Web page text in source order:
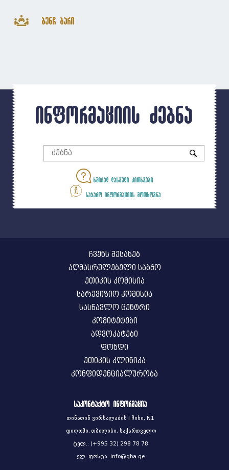
ბენჩ ბარი
ინფორმაციის ძებნა
ხშირად დასმული კითხვები
საჯარო ინფორმაციის მოთხოვნა
ჩვენს შესახებ
აღმასრულებელი საბჭო
ეთიკის კომისია
სარევიზიო კომისია
სასწავლო ცენტრი
კომიტეტები
ადვოკატები
ფონდი
ეთიკის კლინიკა
კონფიდენციალურობა
საკონტაქტო ინფორმაცია
თინათინ ვირსალაძის I ჩიხი, N1
დიღომი, თბილისი, საქართველო
ტელ.: (+995 32) 298 78 78
ელ. ფოსტა: info@gba.ge